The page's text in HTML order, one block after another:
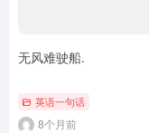
无风难驶船.
英语一句话
8个月前